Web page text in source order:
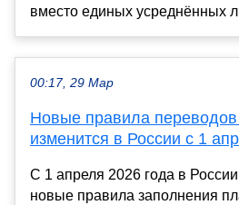
вместо единых усреднённых
00:17, 29 Мар
Новые правила переводов
изменится в России с 1
С 1 апреля 2026 года в
новые правила заполнения